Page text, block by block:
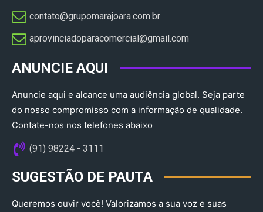
contato@grupomarajoara.com.br
aprovinciadoparacomercial@gmail.com​
ANUNCIE AQUI
Anuncie aqui e alcance uma audiência global. Seja parte
do nosso compromisso com a informação de qualidade.
Contate-nos nos telefones abaixo
(91) 98224 - 3111
SUGESTÃO DE PAUTA
Queremos ouvir você! Valorizamos a sua voz e suas